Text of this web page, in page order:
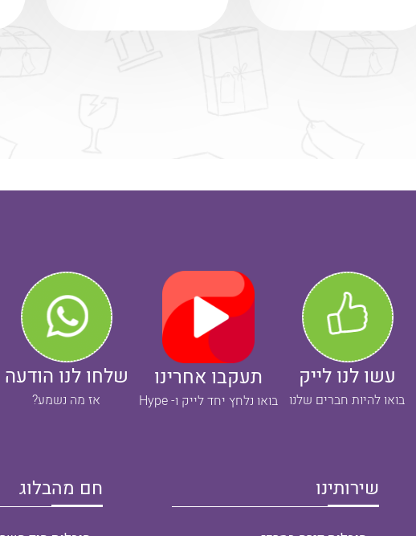
עשו לנו לייק
בואו להיות חברים שלנו
תעקבו אחרינו
בואו נלחץ יחד לייק ו- Hype
שלחו לנו הודעה
אז מה נשמע?
שירותינו חם מהבלוג